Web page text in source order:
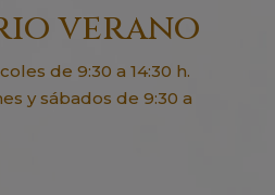
verano
de 9:30 a 14:30 h.
y sábados de 9:30 a